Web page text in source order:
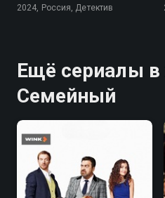
2024, Россия, Детектив
Ещё сериалы в
Семейный